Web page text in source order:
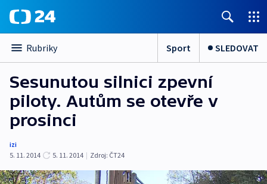
Rubriky Sport SLEDOVAT
Sesunutou silnici zpevní
piloty. Autům se otevře v
prosinci
izi
5. 11. 2014
5. 11. 2014 | Zdroj: ČT24